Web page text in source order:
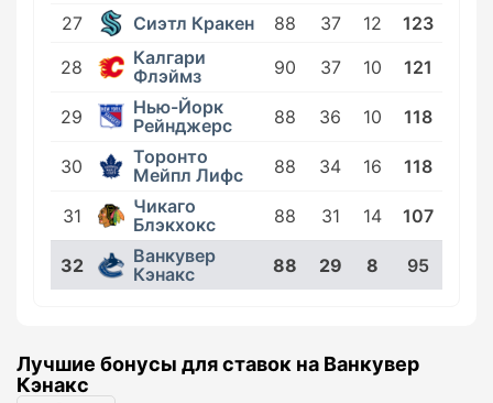
27
Сиэтл Кракен 88 37 12
123
28
Калгари
Флэймз
90 37 10 121
29
Нью-Йорк
Рейнджерс
88 36 10 118
30
Торонто
Мейпл Лифс
88 34 16 118
31
Чикаго
Блэкхокс
88 31 14 107
32
Ванкувер
Кэнакс
88 29 8 95
Лучшие бонусы для ставок на Ванкувер
Кэнакс